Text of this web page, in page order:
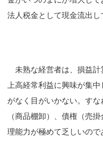
法人税金として現金流出し
未熟な経営者は、損益計
上高経常利益に興味が集
がなく目がいかない。す
（商品棚卸）、債権（売
理能力が極めて乏しいので